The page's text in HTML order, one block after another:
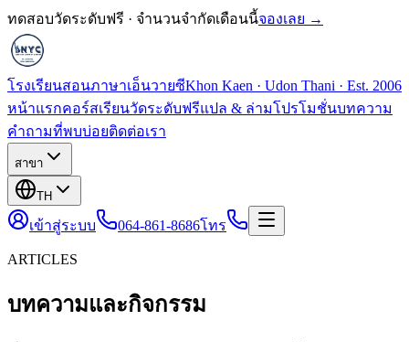
ทดสอบวัดระดับฟรี · จำนวนจำกัดเดือนนี้จองเลย →
โรงเรียนสอนภาษาเอ็นวายซีKhon Kaen · Udon Thani · Est. 2006
หน้าแรกคอร์สเรียนวัดระดับฟรีแปล & ล่ามโปรโมชั่นบทความ
คำถามที่พบบ่อยติดต่อเรา
สาขา
TH
เข้าสู่ระบบ 064-861-8686โทร
ARTICLES
บทความและกิจกรรม